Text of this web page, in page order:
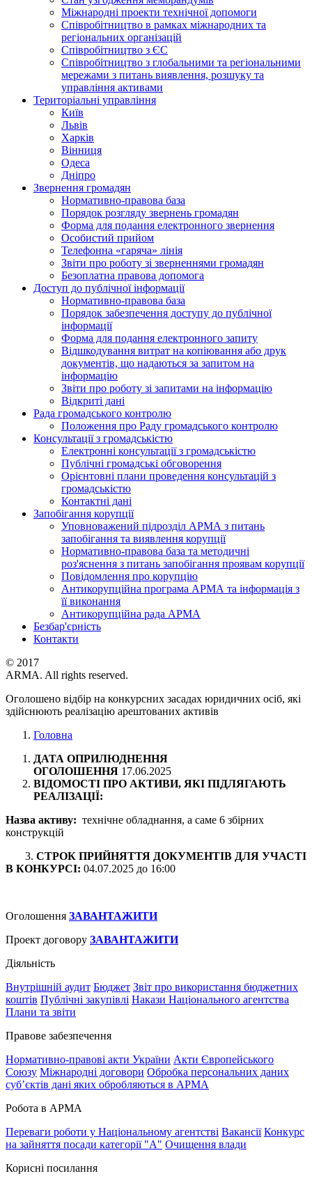
Міжнародні проекти технічної допомоги
Співробітництво в рамках міжнародних та
регіональних організацій
Співробітництво з ЄС
Співробітництво з глобальними та регіональними
мережами з питань виявлення, розшуку та
управління активами
Територіальні управління
Київ
Львів
Харків
Вінниця
Одеса
Дніпро
Звернення громадян
Нормативно-правова база
Порядок розгляду звернень громадян
Форма для подання електронного звернення
Особистий прийом
Телефонна «гаряча» лінія
Звіти про роботу зі зверненнями громадян
Безоплатна правова допомога
Доступ до публічної інформації
Нормативно-правова база
Порядок забезпечення доступу до публічної
інформації
Форма для подання електронного запиту
Відшкодування витрат на копіювання або друк
документів, що надаються за запитом на
інформацію
Звіти про роботу зі запитами на інформацію
Відкриті дані
Рада громадського контролю
Положення про Раду громадського контролю
Консультації з громадськістю
Електронні консультації з громадськістю
Публічні громадські обговорення
Орієнтовні плани проведення консультацій з
громадськістю
Контактні дані
Запобігання корупції
Уповноважений підрозділ АРМА з питань
запобігання та виявлення корупції
Нормативно-правова база та методичні
роз'яснення з питань запобігання проявам корупції
Повідомлення про корупцію
Антикорупційна програма АРМА та інформація з
її виконання
Антикорупційна рада АРМА
Безбар'єрність
Контакти
© 2017
ARMA. All rights reserved.
Оголошено відбір на конкурсних засадах юридичних осіб, які
здійснюють реалізацію арештованих активів
Головна
ДАТА ОПРИЛЮДНЕННЯ
ОГОЛОШЕННЯ 17.06.2025
ВІДОМОСТІ ПРО АКТИВИ, ЯКІ ПІДЛЯГАЮТЬ
РЕАЛІЗАЦІЇ:
Назва активу: технічне обладнання, а саме 6 збірних
конструкцій
3. СТРОК ПРИЙНЯТТЯ ДОКУМЕНТІВ ДЛЯ УЧАСТІ
В КОНКУРСІ: 04.07.2025 до 16:00
Оголошення ЗАВАНТАЖИТИ
Проект договору ЗАВАНТАЖИТИ
Діяльність
Внутрішній аудит Бюджет Звіт про використання бюджетних
коштів Публічні закупівлі Накази Національного агентства
Плани та звіти
Правове забезпечення
Нормативно-правові акти України Акти Європейського
Союзу Міжнародні договори Обробка персональних даних
субʼєктів дані яких обробляються в АРМА
Робота в АРМА
Переваги роботи у Національному агентстві Вакансії Конкурс
на зайняття посади категорії "А" Очищення влади
Корисні посилання